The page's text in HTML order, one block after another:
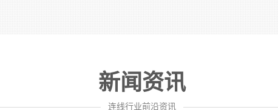
新闻资讯
连线行业前沿资讯